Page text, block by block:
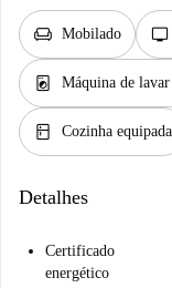
chair Mobilado tv
local_laundry_service Máquina de lavar
kitchen Cozinha equipada
Detalhes
Certificado
energético